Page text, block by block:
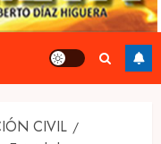
CIVIL